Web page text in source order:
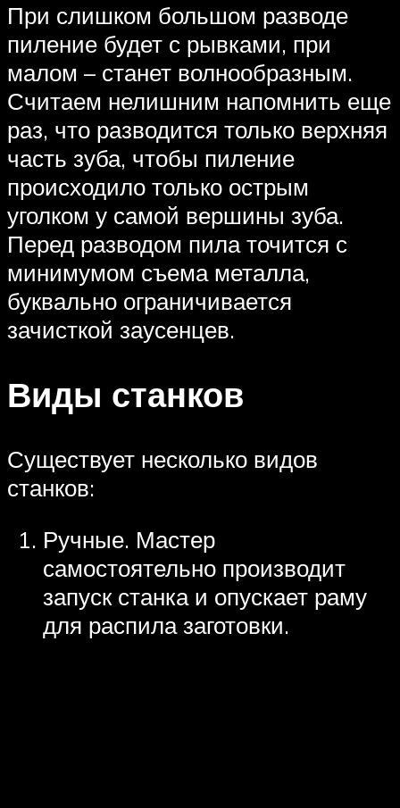
При слишком большом разводе
пиление будет с рывками, при
малом – станет волнообразным.
Считаем нелишним напомнить еще
раз, что разводится только верхняя
часть зуба, чтобы пиление
происходило только острым
уголком у самой вершины зуба.
Перед разводом пила точится с
минимумом съема металла,
буквально ограничивается
зачисткой заусенцев.
Виды станков
Существует несколько видов
станков:
Ручные. Мастер
самостоятельно производит
запуск станка и опускает раму
для распила заготовки.